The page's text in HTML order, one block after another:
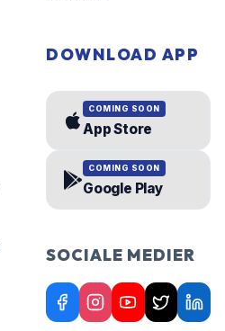
DOWNLOAD APP
COMING SOON
App Store
COMING SOON
Google Play
SOCIALE MEDIER